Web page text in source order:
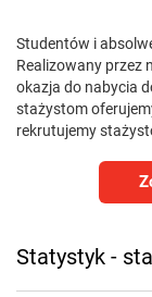
Studentów i
Realizowany przez
okazja do nabycia
stażystom
rekrutujemy
Statystyk -